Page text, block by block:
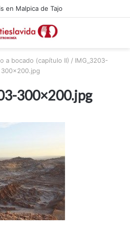
en Malpica de Tajo
a bocado (capítulo II) / IMG_3203-
300×200.jpg
300×200.jpg